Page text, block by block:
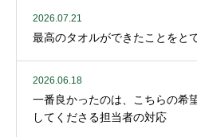
2026.07.21
最高のタオルができたことをと
2026.06.18
一番良かったのは、こちらの希
してくださる担当者の対応